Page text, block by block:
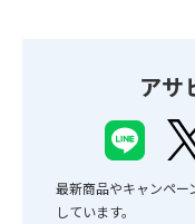
アサ
最新商品やキャンペー
しています。